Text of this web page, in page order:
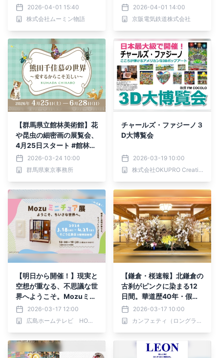
ュージアムもスマート完結
の「おでかけパス」は本日
4/1から販売開始！
2026-04-01 15:40
株式会社ムーミン物語
LTRAMAN EXHIBITION -
ウルトラマンシリーズ60
周年展- in ひらかたパー
より開催！
2026-04-01 14:00
京阪電気鉄道株式会社
【群馬県立館林美術館】花
や昆虫の細密画の展覧会、
4月25日スタート #館林美
術館で自然とアートを楽し
もう！
2026-03-24 10:00
群馬県東京事務所
チャールズ・ファジーノ３
D大博覧会
2026-03-19 10:00
株式会社OKUPRO Creative
【明日から開催！】現実と
空想が重なる、不思議な世
界へようこそ。Mozuミニ
チュア展で待望の新作を広
島初披露！3月18日(水)よ
りそごう広島店で開催！
2026-03-17 12:00
広島ホームテレビ HOMEイベントセンター
【鎌倉・桜速報】北鎌倉の
古刹がピンクに染まる12
日間。華道歴40年・假屋
崎省吾が挑む、円覚寺「佛
日庵」での圧巻の桜インス
タレーション開幕！
2026-03-17 10:00
カンフェティ（ロングランプランニング株式会社）